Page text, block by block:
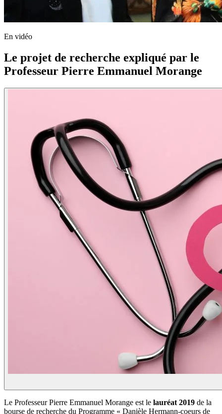
En vidéo
Le projet de recherche expliqué par le
Professeur Pierre Emmanuel Morange
Le Professeur Pierre Emmanuel Morange est le lauréat 2019 de la
bourse de recherche du Programme « Danièle Hermann-coeurs de